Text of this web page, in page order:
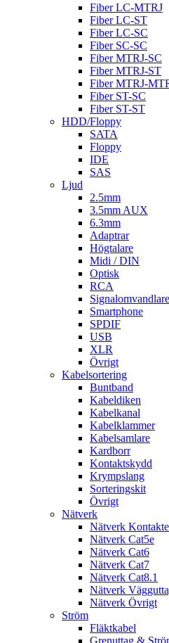
Fiber LC-MTRJ
Fiber LC-ST
Fiber LC-SC
Fiber SC-SC
Fiber MTRJ-SC
Fiber MTRJ-ST
Fiber MTRJ-
Fiber ST-SC
Fiber ST-ST
HDD/Floppy
SATA
Floppy
IDE
SAS
Ljud
2.5mm
3.5mm AUX
6.3mm
Adaptrar
Högtalare
Midi / DIN
Optisk
RCA
Signalomvandlare
Smartphone
SPDIF
USB
XLR
Övrigt
Kabelsortering
Buntband
Kabeldiken
Kabelkanal
Kabelklammer
Kabelsamlare
Kardborr
Kontaktskydd
Krympslang
Sorteringskit
Övrigt
Nätverk
Nätverk
Nätverk Cat5e
Nätverk Cat6
Nätverk Cat7
Nätverk Cat8.1
Nätverk
Nätverk Övrigt
Ström
Fläktkabel
Grenuttag &